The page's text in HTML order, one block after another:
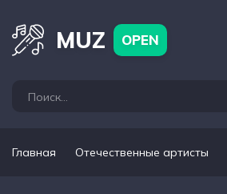
MUZ OPEN
Главная Отечественные артисты
артисты Популярные подборки